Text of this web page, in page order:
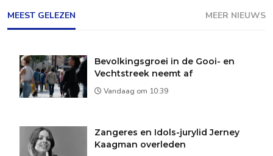
MEEST GELEZEN MEER NIEUWS
Bevolkingsgroei in de Gooi- en
Vechtstreek neemt af
Vandaag om 10:39
Zangeres en Idols-jurylid Jerney
Kaagman overleden